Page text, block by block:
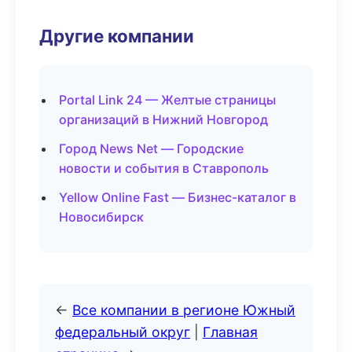
Другие компании
Portal Link 24 — Желтые страницы
организаций в Нижний Новгород
Город News Net — Городские
новости и события в Ставрополь
Yellow Online Fast — Бизнес-каталог в
Новосибирск
← Все компании в регионе Южный
федеральный округ
Главная